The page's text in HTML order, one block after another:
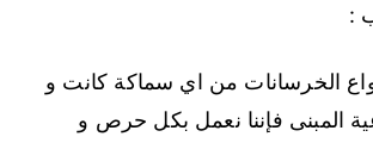
:
الخرسانات من اي سماكة كانت و
المبنى فإننا نعمل بكل حرص و